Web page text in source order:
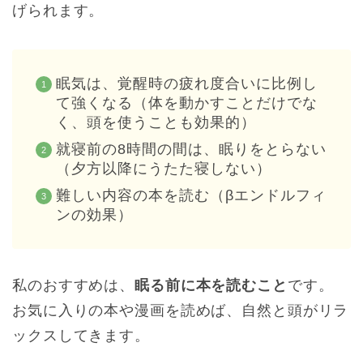
げられます。
眠気は、覚醒時の疲れ度合いに比例し
て強くなる（体を動かすことだけでな
く、頭を使うことも効果的）
就寝前の8時間の間は、眠りをとらない
（夕方以降にうたた寝しない）
難しい内容の本を読む（βエンドルフィ
ンの効果）
私のおすすめは、眠る前に本を読むこと です。
お気に入りの本や漫画を読めば、自然と頭がリラ
ックスしてきます。